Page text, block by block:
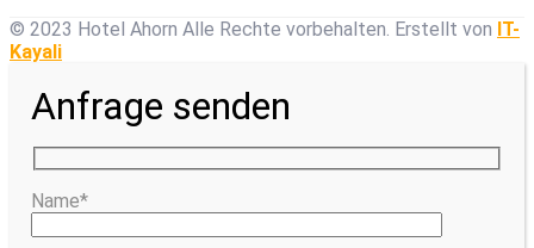
© 2023 Hotel Ahorn Alle Rechte vorbehalten. Erstellt von IT-
Kayali
Anfrage senden
Name*